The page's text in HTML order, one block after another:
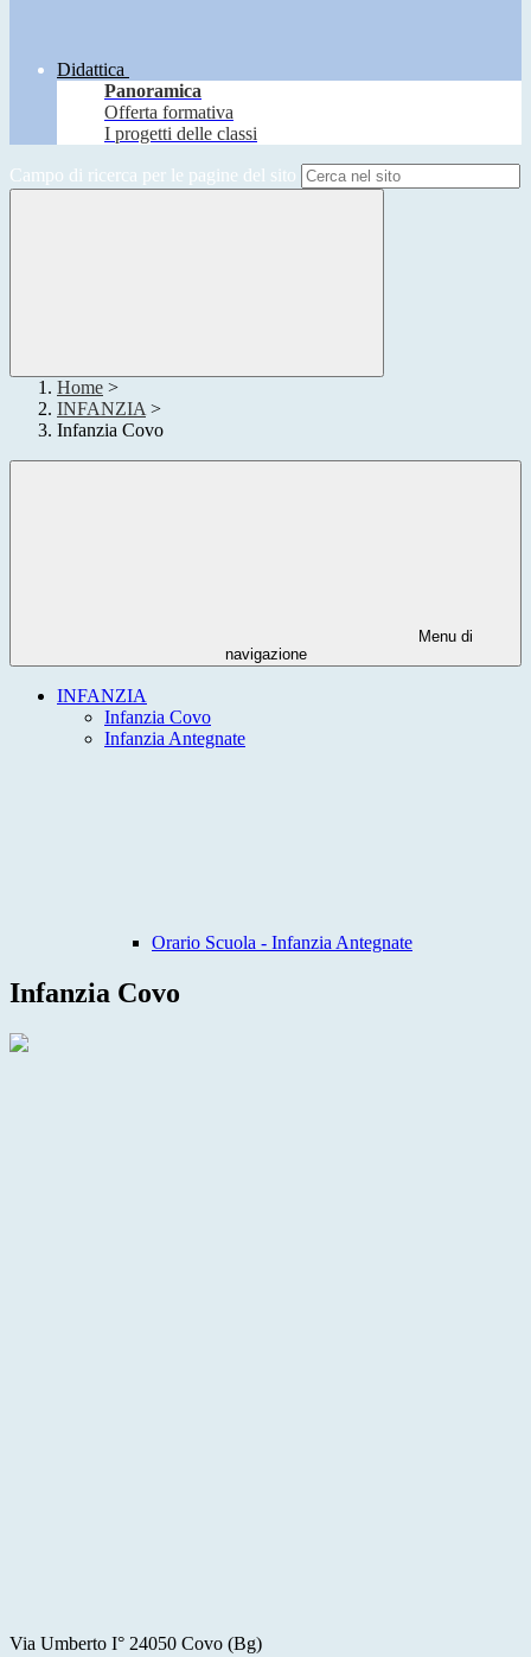
Didattica
Panoramica
Offerta formativa
I progetti delle classi
Campo di ricerca per le pagine del sito
Home >
INFANZIA >
Infanzia Covo
Menu di
navigazione
INFANZIA
Infanzia Covo
Infanzia Antegnate
Orario Scuola - Infanzia Antegnate
Infanzia Covo
Via Umberto I° 24050 Covo (Bg)